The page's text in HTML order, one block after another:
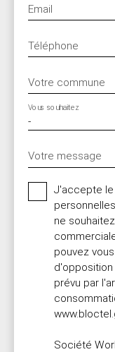
Email
Téléphone
Votre commune
-
Vous souhaitez
Votre message
J'accepte
ne
pouvez
prévu par
Société